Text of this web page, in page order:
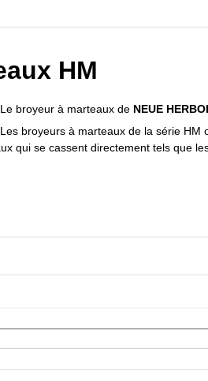
HM
Le broyeur à marteaux de NEUE
Les broyeurs à marteaux de la série
qui se cassent directement tels que